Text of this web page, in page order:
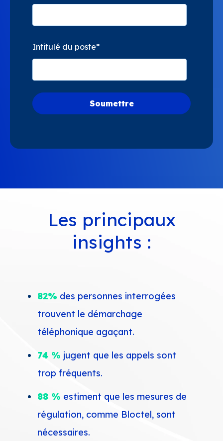
Intitulé du poste*
Les principaux
insights :
82% des personnes interrogées
trouvent le démarchage
téléphonique agaçant.
74 % jugent que les appels sont
trop fréquents.
88 % estiment que les mesures de
régulation, comme Bloctel, sont
nécessaires.